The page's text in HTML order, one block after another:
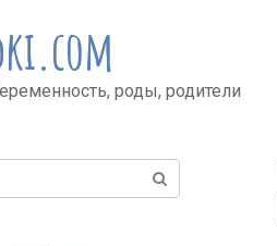
роды, родители